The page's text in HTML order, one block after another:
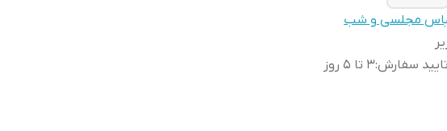
مجلسی و شب
سفارش:3 تا 5 روز